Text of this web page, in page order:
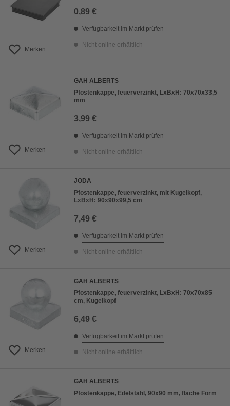
Merken
0,89 €
Verfügbarkeit im Markt prüfen
Nicht online erhältlich
Merken
GAH ALBERTS
Pfostenkappe, feuerverzinkt, LxBxH: 70x70x33,5
mm
3,99 €
Verfügbarkeit im Markt prüfen
Nicht online erhältlich
Merken
JODA
Pfostenkappe, feuerverzinkt, mit Kugelkopf,
LxBxH: 90x90x99,5 cm
7,49 €
Verfügbarkeit im Markt prüfen
Nicht online erhältlich
Merken
GAH ALBERTS
Pfostenkappe, feuerverzinkt, LxBxH: 70x70x85
cm, Kugelkopf
6,49 €
Verfügbarkeit im Markt prüfen
Nicht online erhältlich
GAH ALBERTS
Pfostenkappe, Edelstahl, 90x90 mm, flache Form